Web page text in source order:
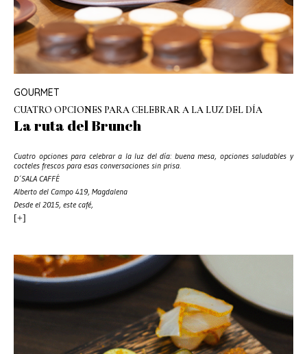
GOURMET
CUATRO OPCIONES PARA CELEBRAR A LA LUZ DEL DÍA
La ruta del Brunch
Cuatro opciones para celebrar a la luz del día: buena mesa, opciones saludables y
cocteles frescos para esas conversaciones sin prisa.
D´SALA CAFFÉ
Alberto del Campo 419, Magdalena
Desde el 2015, este café,
[+]